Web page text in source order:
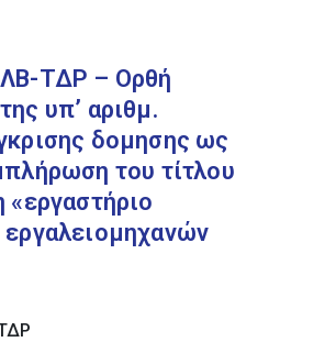
ΤΔΡ – Ορθή
υπ’ αριθμ.
δομησης ως
του τίτλου